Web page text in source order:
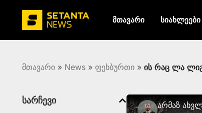
მთავარი სიახლეები
მთავარი » News » ფეხბურთი » ის რაც ლა
სარჩევი Არმაზ